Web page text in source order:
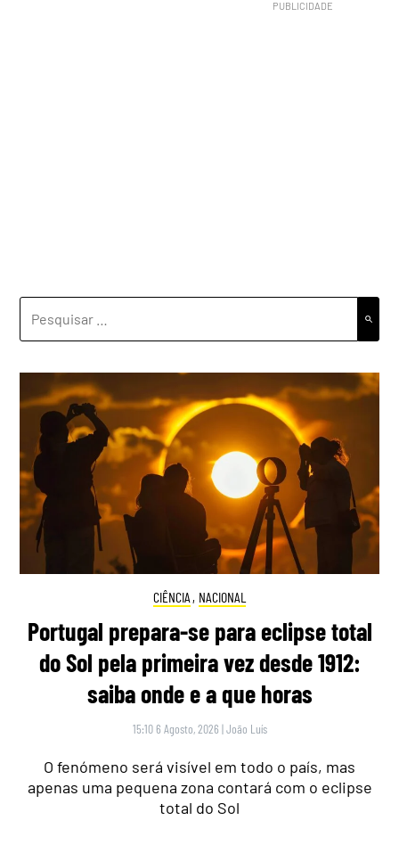
CIÊNCIA , NACIONAL
Portugal prepara-se para eclipse total
do Sol pela primeira vez desde 1912:
saiba onde e a que horas
15:10 6 Agosto, 2026 |João Luís
O fenómeno será visível em todo o país, mas
apenas uma pequena zona contará com o eclipse
total do Sol